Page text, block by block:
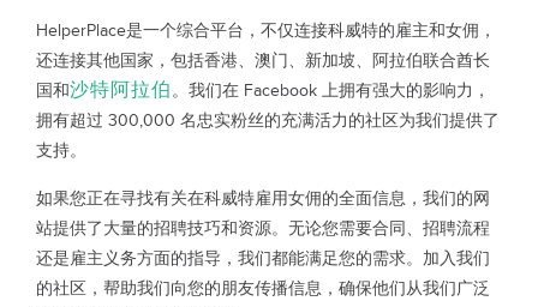
HelperPlace是一个综合平台，不仅连接科威特的雇主和女佣，
还连接其他国家，包括香港、澳门、新加坡、阿拉伯联合酋长
国和沙特阿拉伯。我们在 Facebook 上拥有强大的影响力，
拥有超过 300,000 名忠实粉丝的充满活力的社区为我们提供了
支持。
如果您正在寻找有关在科威特雇用女佣的全面信息，我们的网
站提供了大量的招聘技巧和资源。无论您需要合同、招聘流程
还是雇主义务方面的指导，我们都能满足您的需求。加入我们
的社区，帮助我们向您的朋友传播信息，确保他们从我们广泛